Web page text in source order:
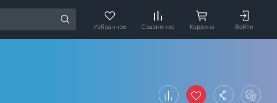
Избранное Сравнение Корзина Войти